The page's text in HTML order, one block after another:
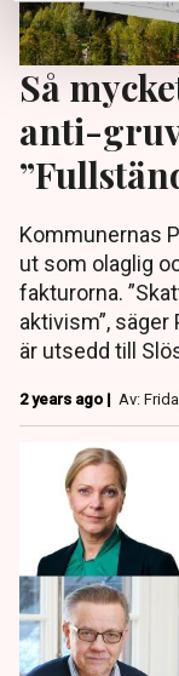
Så
anti-
Kommunernas
ut som olaglig
fakturorna.
aktivism”,
är utsedd till
2 years ago | Av: